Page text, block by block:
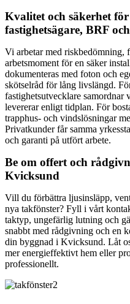
Kvalitet och säkerhet
fastighetsägare, BRF
Vi arbetar med riskbedömning,
arbetsmoment för en säker
dokumenteras med foton och
skötselråd för lång livslängd.
fastighetsutvecklare
levererar enligt tidplan. För
trapphus- och vindslösningar
Privatkunder får samma
och garanti på utfört arbete.
Be om offert och
Kvicksund
Vill du förbättra ljusinsläpp,
nya takfönster? Fyll i vårt
taktyp, ungefärlig lutning och
snabbt med rådgivning och en
din byggnad i Kvicksund. Låt
mer energieffektivt hem eller
professionellt.